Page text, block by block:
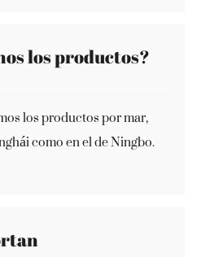
los productos?
los productos por mar,
como en el de Ningbo.